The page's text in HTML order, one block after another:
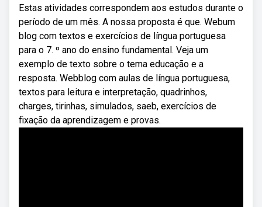
Estas atividades correspondem aos estudos durante o
período de um mês. A nossa proposta é que. Webum
blog com textos e exercícios de língua portuguesa
para o 7. º ano do ensino fundamental. Veja um
exemplo de texto sobre o tema educação e a
resposta. Webblog com aulas de língua portuguesa,
textos para leitura e interpretação, quadrinhos,
charges, tirinhas, simulados, saeb, exercícios de
fixação da aprendizagem e provas.